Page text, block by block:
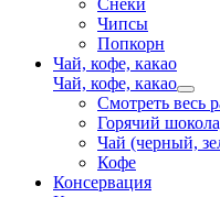
Снеки
Чипсы
Попкорн
Чай, кофе, какао
Чай, кофе, какао
Смотреть весь
Горячий
Чай (черный,
Кофе
Консервация